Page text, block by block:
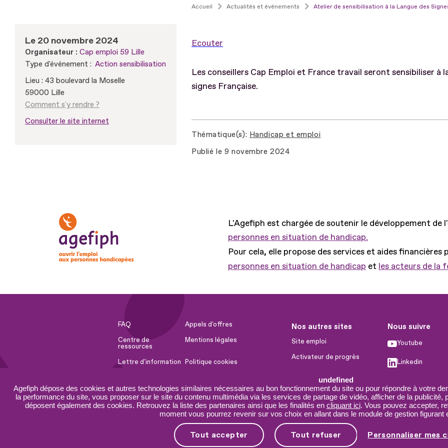
undefined
Agefiph dépose des cookies et autres technologies similaires nécessaires au bon fonctionnement du site ou pour répondre à votre
la performance du site, vous proposer sur le site du contenu multimédia via les services de partage de vidéo, afficher de la
déposent également des cookies. Retrouvez la liste des partenaires ainsi que les finalités en cliquant ici. Vous pouvez accepter,
moment vous pourrez revenir sur vos choix en allant dans le module de gestion figurant
Tout accepter Tout refuser Personnaliser mes
Accueil Actualités et événements Atelier de sensibilisation à la Langue des
Le 20 novembre 2024
Organisateur : Cap emploi 59 Lille
Type d'événement : Action sensibilisation
Lieu : 43 boulevard la Moselle
59000 Lille
Comment s'y rendre ?
Consulter le site internet
Ecouter
Les conseillers Cap Emploi et France travail seront sensibiliser à
signes Française.
Thématique(s) Handicap et emploi
Publié le 9 novembre 2024
L'Agefiph est chargée de soutenir le développement de
personnes en situation de handicap.
Pour cela, elle propose des services et aides financières
personnes en situation de handicap et les acteurs de la
FAQ
Appels d'offres
Centre de
ressources
Mentions légales
Lettre d'information Politique cookies
Accessibilité :
partiellement
conforme
Plan du site
Nos autres sites
Site emploi
Activateur de progrès
Innovation et recherche
Université du RRH
Service AppuiPro
Nous suivre
Youtube
Linkedin
X